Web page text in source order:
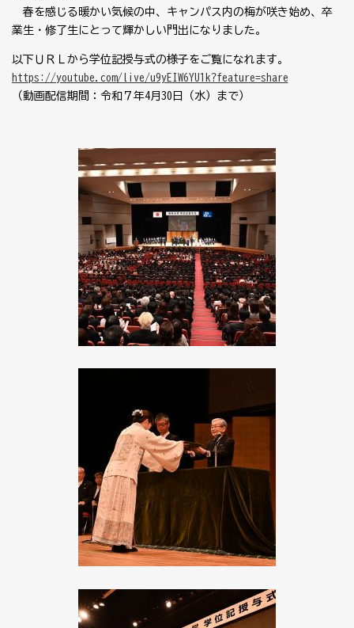
春を感じる暖かい気候の中、キャンパス内の梅が咲き始め、卒
業生・修了生にとって輝かしい門出になりました。
以下ＵＲＬから学位記授与式の様子をご覧になれます。
https://youtube.com/live/u9yEIW6YU1k?feature=share
（動画配信期間：令和７年4月30日（水）まで）